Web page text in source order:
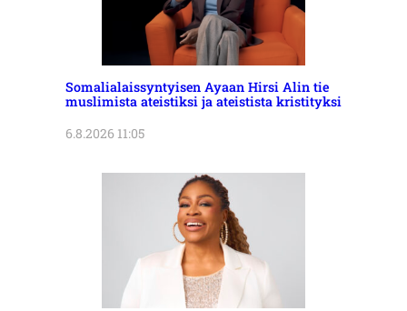
Somalialaissyntyisen Ayaan Hirsi Alin tie
muslimista ateistiksi ja ateistista kristityksi
6.8.2026 11:05